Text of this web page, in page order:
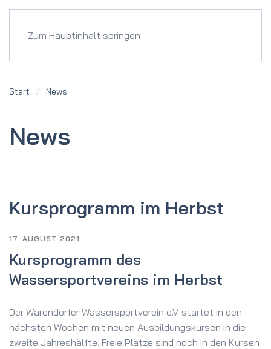
Zum Hauptinhalt springen
Start News
News
Kursprogramm im Herbst
17. AUGUST 2021
Kursprogramm des
Wassersportvereins im Herbst
Der Warendorfer Wassersportverein e.V. startet in den
nächsten Wochen mit neuen Ausbildungskursen in die
zweite Jahreshälfte. Freie Plätze sind noch in den Kursen